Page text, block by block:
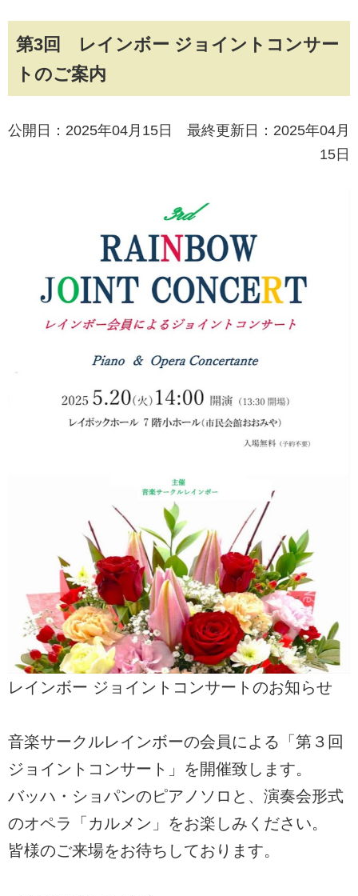
第3回 レインボー ジョイントコンサー
トのご案内
公開日：2025年04月15日 最終更新日：2025年04月
15日
レインボー ジョイントコンサートのお知らせ
音楽サークルレインボーの会員による「第３回
ジョイントコンサート」を開催致します。
バッハ・ショパンのピアノソロと、演奏会形式
のオペラ「カルメン」をお楽しみください。
皆様のご来場をお待ちしております。